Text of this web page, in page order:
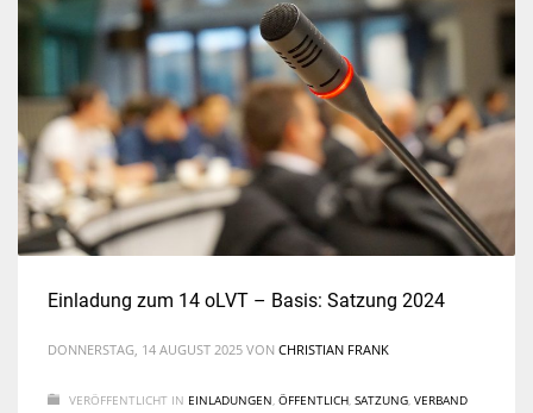
Einladung zum 14 oLVT – Basis: Satzung 2024
DONNERSTAG, 14 AUGUST 2025 VON CHRISTIAN FRANK
VERÖFFENTLICHT IN EINLADUNGEN, ÖFFENTLICH, SATZUNG, VERBAND